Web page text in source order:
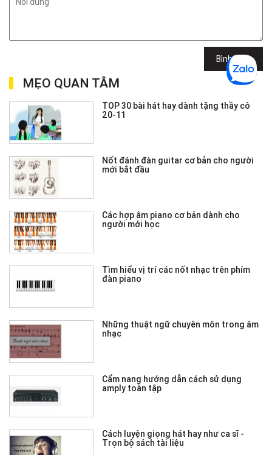
Bình luận
MẸO QUAN TÂM
TOP 30 bài hát hay dành tặng thầy cô
20-11
Nốt đánh đàn guitar cơ bản cho người
mới bắt đầu
Các hợp âm piano cơ bản dành cho
người mới học
Tìm hiểu vị trí các nốt nhạc trên phím
đàn piano
Những thuật ngữ chuyên môn trong âm
nhạc
Cẩm nang hướng dẫn cách sử dụng
amply toàn tập
Cách luyện giọng hát hay như ca sĩ -
Trọn bộ sách tài liệu